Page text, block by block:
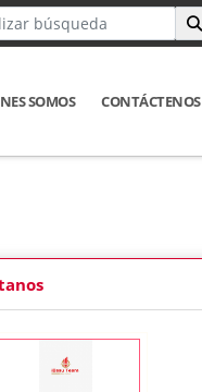
SOMOS CONTÁCTENOS